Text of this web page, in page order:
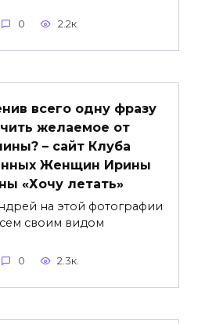
0 2.2к.
всего одну фразу
желаемое от
– сайт Клуба
Женщин Ирины
«Хочу летать»
на этой фотографии
своим видом
0 2.3к.